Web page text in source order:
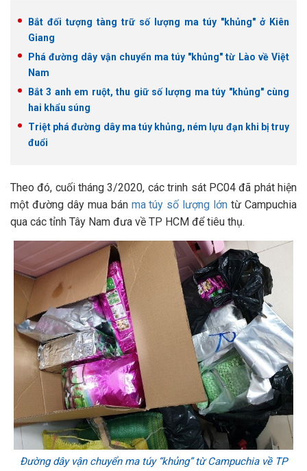
Bắt đối tượng tàng trữ số lượng ma túy "khủng" ở Kiên
Giang
Phá đường dây vận chuyển ma túy "khủng" từ Lào về Việt
Nam
Bắt 3 anh em ruột, thu giữ số lượng ma túy "khủng" cùng
hai khẩu súng
Triệt phá đường dây ma túy khủng, ném lựu đạn khi bị truy
đuổi
Theo đó, cuối tháng 3/2020, các trinh sát PC04 đã phát hiện
một đường dây mua bán ma túy số lượng lớn từ Campuchia
qua các tỉnh Tây Nam đưa về TP HCM để tiêu thụ.
Đường dây vận chuyển ma túy “khủng” từ Campuchia về TP